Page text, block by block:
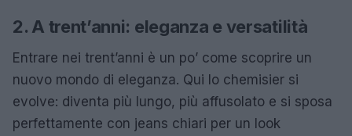
2. A trent’anni: eleganza e versatilità
Entrare nei trent’anni è un po’ come scoprire un
nuovo mondo di eleganza. Qui lo chemisier si
evolve: diventa più lungo, più affusolato e si sposa
perfettamente con jeans chiari per un look